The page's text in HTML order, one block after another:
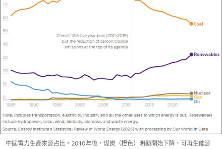
中國電力生產來源占比。2010年後，煤炭（橙色）明顯開始下降，可再生能源